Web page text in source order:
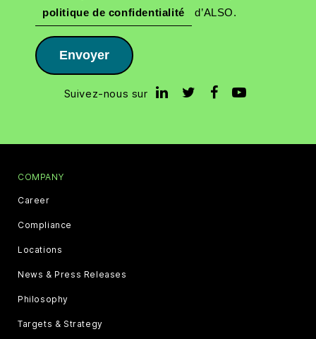
politique de confidentialité
d’ALSO.
Envoyer
Suivez-nous sur
COMPANY
Career
Compliance
Locations
News & Press Releases
Philosophy
Targets & Strategy